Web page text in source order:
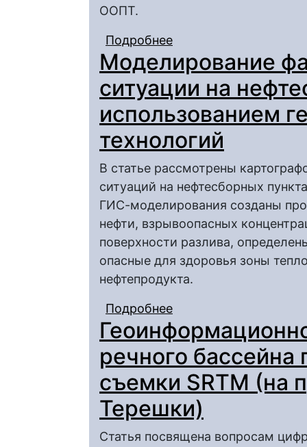
ООПТ.
Подробнее
Саратовского
Моделирование
ситуации на
использованием
технологий
В статье рассмотрены
ситуаций на нефтесборных
ГИС-моделирования созданы
нефти, взрывоопасных
поверхности разлива,
опасные для здоровья зоны
нефтепродукта.
Подробнее
нефтесборных
технологий
речного
съемки SRTM (на
Терешки)
Статья посвящена вопросам